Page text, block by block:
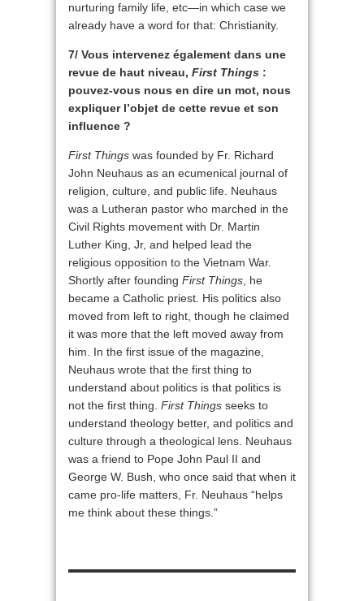
nurturing family life, etc—in which case we
already have a word for that: Christianity.
7/ Vous intervenez également dans une
revue de haut niveau, First Things :
pouvez-vous nous en dire un mot, nous
expliquer l’objet de cette revue et son
influence ?
First Things was founded by Fr. Richard
John Neuhaus as an ecumenical journal of
religion, culture, and public life. Neuhaus
was a Lutheran pastor who marched in the
Civil Rights movement with Dr. Martin
Luther King, Jr, and helped lead the
religious opposition to the Vietnam War.
Shortly after founding First Things , he
became a Catholic priest. His politics also
moved from left to right, though he claimed
it was more that the left moved away from
him. In the first issue of the magazine,
Neuhaus wrote that the first thing to
understand about politics is that politics is
not the first thing. First Things seeks to
understand theology better, and politics and
culture through a theological lens. Neuhaus
was a friend to Pope John Paul II and
George W. Bush, who once said that when it
came pro-life matters, Fr. Neuhaus “helps
me think about these things.”